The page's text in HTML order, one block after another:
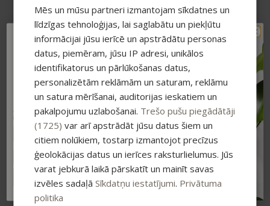
Roku krēmi
Ķermeņa aromāti
Matu kopšana
Šampūni
Maskas un kondicionieri
Serumi matiem
Eļļas
Vannai un SPA
Vannas bumbas
Vannas sāls un pulveri
Ziepes
Sveces
Mājas aromāti
Higiēnai
Zobiem
Ziepes
Intīmai higiēnai
Komplekti
Mēs un mūsu partneri izmantojam sīkdatnes un
līdzīgas tehnoloģijas, lai saglabātu un piekļūtu
informācijai jūsu ierīcē un apstrādātu personas
datus, piemēram, jūsu IP adresi, unikālos
identifikatorus un pārlūkošanas datus,
personalizētām reklāmām un saturam, reklāmu
un satura mērīšanai, auditorijas ieskatiem un
pakalpojumu uzlabošanai. Trešo pušu piegādātāji
(1725) var arī apstrādāt jūsu datus šiem un
citiem nolūkiem, tostarp izmantojot precīzus
ģeolokācijas datus un ierīces raksturlielumus. Jūs
varat jebkurā laikā pārskatīt un mainīt savas
izvēles sadaļāSīkdatņu iestatījumi. Privātuma
politika
TAVAM PIRMAJAM
PIRKUMAM PAPILDUS
-15% ATLAIDE!
Pieraksties jaunumiem un saņem īpašu
atlaidi savam pirmajam pasūtījumam.
Atlaide summējas ar esošajiem piedāvājumiem
pirkumiem virs 25 €